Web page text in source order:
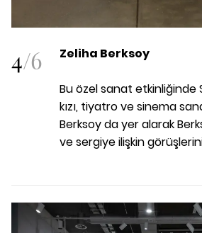
4/6 Zeliha Berksoy
Bu özel sanat etkinliğinde
kızı, tiyatro ve sinema
Berksoy da yer alarak
ve sergiye ilişkin